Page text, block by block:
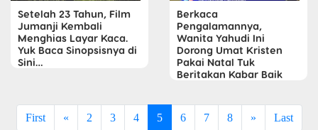
Setelah 23 Tahun, Film
Jumanji Kembali
Menghias Layar Kaca.
Yuk Baca Sinopsisnya di
Sini…
Berkaca
Pengalamannya,
Wanita Yahudi Ini
Dorong Umat Kristen
Pakai Natal Tuk
Beritakan Kabar Baik
First « 2 3 4 5 6 7 8 » Last